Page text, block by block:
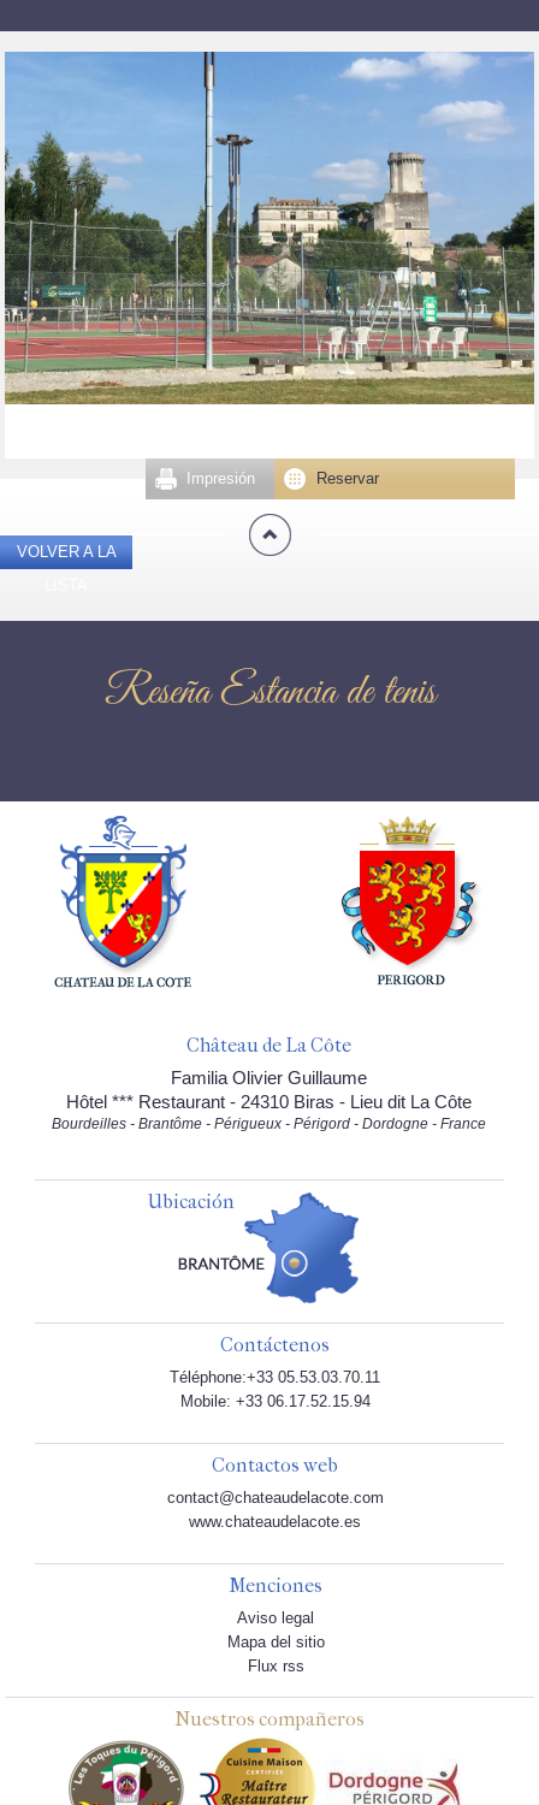
Reservar
Impresión
VOLVER A LA
Reseña Estancia de tenis
Château de La Côte
Familia Olivier Guillaume
Hôtel *** Restaurant - 24310 Biras - Lieu dit La Côte
Bourdeilles - Brantôme - Périgueux - Périgord - Dordogne - France
Ubicación
Contáctenos
Téléphone:+33 05.53.03.70.11
Mobile: +33 06.17.52.15.94
Contactos web
contact@chateaudelacote.com
www.chateaudelacote.es
Menciones
Aviso legal
Mapa del sitio
Flux rss
Nuestros compañeros